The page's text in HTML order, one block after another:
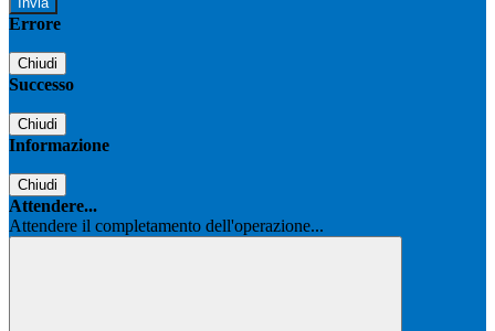
Errore
Chiudi
Successo
Chiudi
Informazione
Chiudi
Attendere...
Attendere il completamento dell'operazione...